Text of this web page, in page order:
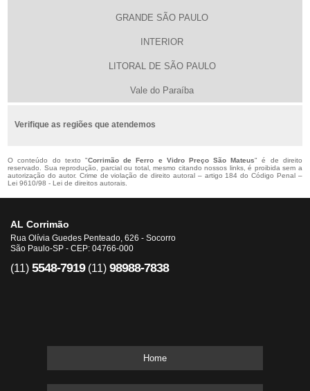
GRANDE SÃO PAULO
INTERIOR
LITORAL DE SÃO PAULO
Vale do Paraíba
Verifique as regiões que atendemos
O conteúdo do texto "Corrimão de Ferro e Vidro Preço São Mateus" é de direito
reservado. Sua reprodução, parcial ou total, mesmo citando nossos links, é proibida sem a
autorização do autor. Crime de violação de direito autoral – artigo 184 do Código Penal –
Lei 9610/98 - Lei de direitos autorais.
AL Corrimão
Rua Olívia Guedes Penteado, 626 - Socorro
São Paulo-SP - CEP: 04766-000
(11) 5548-7919 (11) 98988-7838
Home